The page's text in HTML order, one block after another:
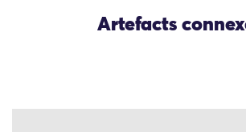
Artefacts